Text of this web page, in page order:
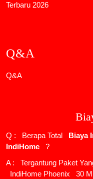
Terbaru 2026
Q&A
Q&A
Q : Berapa Total Biaya
IndiHome
?
A : Tergantung Paket
IndiHome Phoenix
30